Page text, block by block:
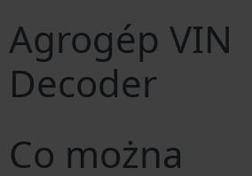
Agrogép VIN
Decoder
Co można